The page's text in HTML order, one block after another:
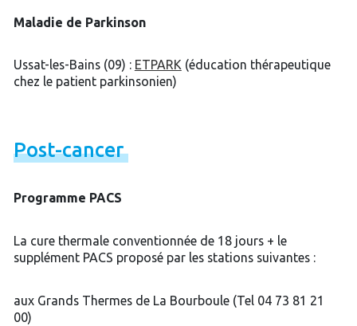
Maladie de Parkinson
Ussat-les-Bains (09) : ETPARK (éducation thérapeutique
chez le patient parkinsonien)
Post-cancer
Programme PACS
La cure thermale conventionnée de 18 jours + le
supplément PACS proposé par les stations suivantes :
aux Grands Thermes de La Bourboule (Tel 04 73 81 21
00)